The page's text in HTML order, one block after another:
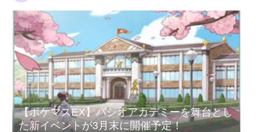
【ポケマスEX】パシオアカデミーを舞台とし
た新イベントが3月末に開催予定！